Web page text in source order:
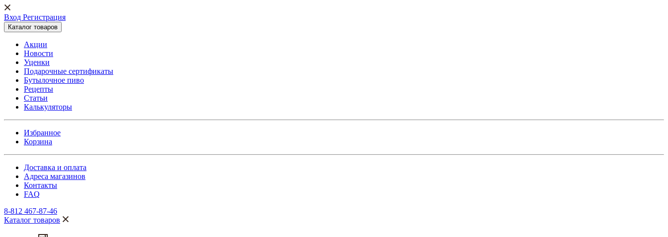
Вход Регистрация
Каталог товаров
Акции
Новости
Уценки
Подарочные сертификаты
Бутылочное пиво
Рецепты
Статьи
Калькуляторы
Избранное
Корзина
Доставка и оплата
Адреса магазинов
Контакты
FAQ
8-812 467-87-46
Каталог товаров